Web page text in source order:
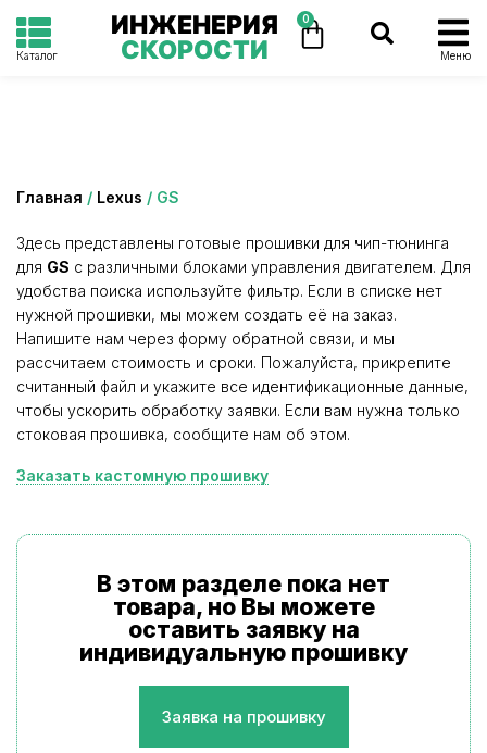
Каталог
ИНЖЕНЕРИЯ
СКОРОСТИ
0
Меню
Главная / Lexus / GS
Здесь представлены готовые прошивки для чип-тюнинга
для GS с различными блоками управления двигателем. Для
удобства поиска используйте фильтр. Если в списке нет
нужной прошивки, мы можем создать её на заказ.
Напишите нам через форму обратной связи, и мы
рассчитаем стоимость и сроки. Пожалуйста, прикрепите
считанный файл и укажите все идентификационные данные,
чтобы ускорить обработку заявки. Если вам нужна только
стоковая прошивка, сообщите нам об этом.
Заказать кастомную прошивку
В этом разделе пока нет
товара, но Вы можете
оставить заявку на
индивидуальную прошивку
Заявка на прошивку